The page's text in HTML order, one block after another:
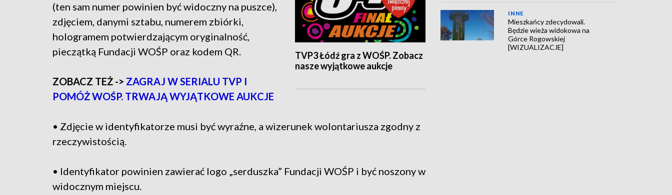
TVP3 Łódź gra z WOŚP. Zobacz
nasze wyjątkowe aukcje
(ten sam numer powinien być widoczny na puszce),
zdjęciem, danymi sztabu, numerem zbiórki,
hologramem potwierdzającym oryginalność,
pieczątką Fundacji WOŚP oraz kodem QR.
ZOBACZ TEŻ -> ZAGRAJ W SERIALU TVP I
POMÓŻ WOŚP. TRWAJĄ WYJĄTKOWE AUKCJE
• Zdjęcie w identyfikatorze musi być wyraźne, a wizerunek wolontariusza zgodny z
rzeczywistością.
• Identyfikator powinien zawierać logo „serduszka” Fundacji WOŚP i być noszony w
widocznym miejscu.
INNE
Mieszkańcy zdecydowali.
Będzie wieża widokowa na
Górce Rogowskiej
[WIZUALIZACJE]